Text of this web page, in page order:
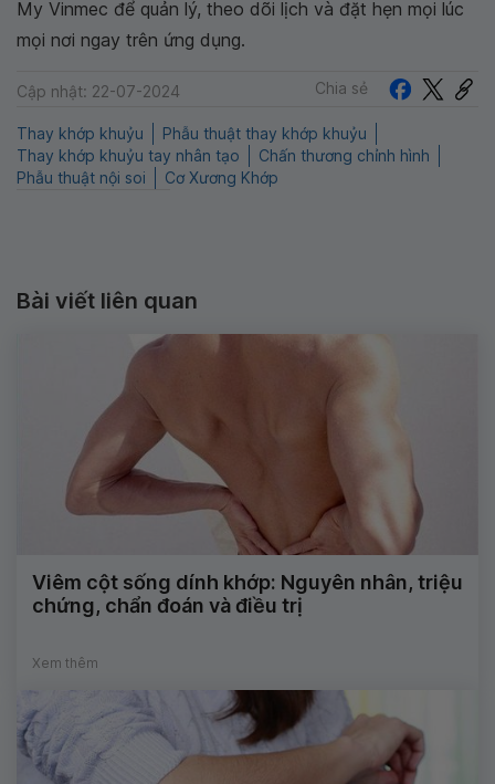
My Vinmec để quản lý, theo dõi lịch và đặt hẹn mọi lúc
mọi nơi ngay trên ứng dụng.
Cập nhật: 22-07-2024 Chia sẻ
Thay khớp khuỷu
Phẫu thuật thay khớp khuỷu
Thay khớp khuỷu tay nhân tạo
Chấn thương chỉnh hình
Phẫu thuật nội soi
Cơ Xương Khớp
Bài viết liên quan
Viêm cột sống dính khớp: Nguyên nhân, triệu
chứng, chẩn đoán và điều trị
Xem thêm